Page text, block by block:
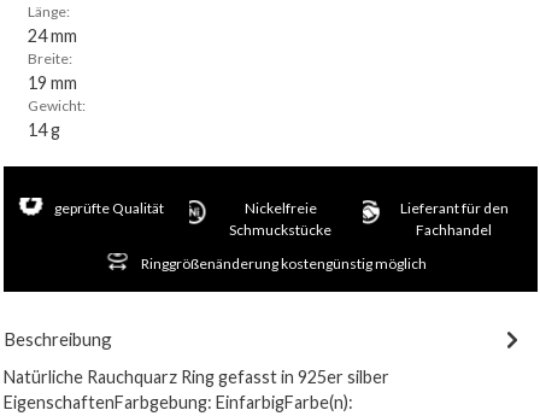
Länge:
24 mm
Breite:
19 mm
Gewicht:
14 g
geprüfte Qualität
Nickelfreie
Schmuckstücke
Lieferant für den
Fachhandel
Ringgrößenänderung kostengünstig möglich
Beschreibung
Natürliche Rauchquarz Ring gefasst in 925er silber
EigenschaftenFarbgebung: EinfarbigFarbe(n):